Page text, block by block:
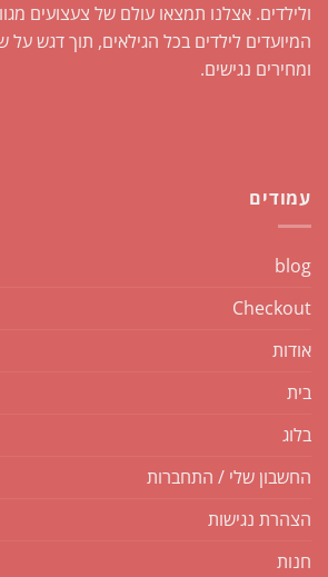
ולילדים. אצלנו תמצאו עולם של צעצועים
המיועדים לילדים בכל הגילאים, תוך דגש על
ומחירים נגישים.
עמודים
blog
Checkout
אודות
בית
בלוג
החשבון שלי / התחברות
הצהרת נגישות
חנות